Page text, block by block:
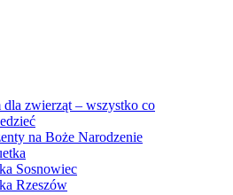
zwierząt – wszystko co
na Boże Narodzenie
Sosnowiec
Rzeszów